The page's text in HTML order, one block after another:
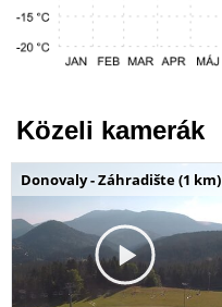
Közeli kamerák
Donovaly - Záhradište (1 km)